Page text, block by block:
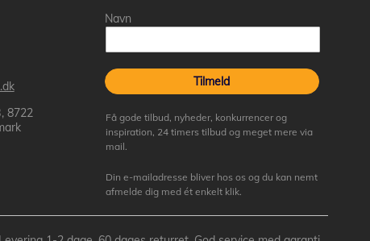
8722
Navn
Tilmeld
Få gode tilbud, nyheder, konkurrencer og
inspiration, 24 timers tilbud og meget mere via
mail.
Din e-mailadresse bliver hos os og du kan nemt
afmelde dig med ét enkelt klik.